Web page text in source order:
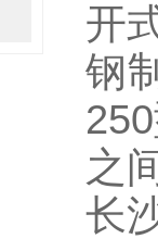
开
钢
之
长